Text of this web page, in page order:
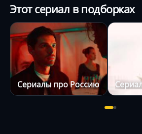
Этот сериал в подборках
Сериалы про Россию